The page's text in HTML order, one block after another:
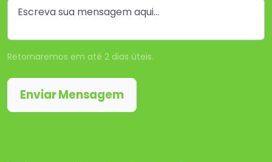
Retornaremos em até 2 dias úteis.
Enviar Mensagem